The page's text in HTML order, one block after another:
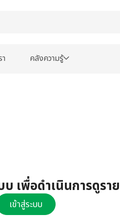
คลังความรู้
เพื่อดำเนินการดูรา
เข้าสู่ระบบ